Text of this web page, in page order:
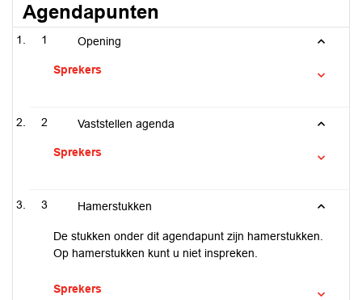
Agendapunten
1 Opening
Sprekers
2 Vaststellen agenda
Sprekers
3 Hamerstukken
De stukken onder dit agendapunt zijn hamerstukken.
Op hamerstukken kunt u niet inspreken.
Sprekers